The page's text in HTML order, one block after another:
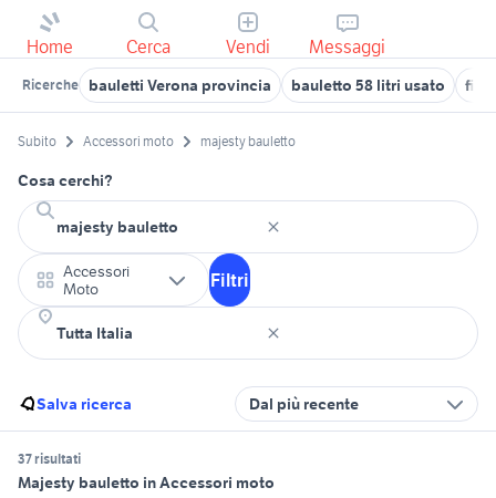
Home Cerca Vendi Messaggi
Ricerche bauletti Verona provincia bauletto 58 litri usato fiat
Subito Accessori moto majesty bauletto
Cosa cerchi?
Accessori
Moto
Filtri
Salva ricerca Dal più recente
37 risultati
Majesty bauletto in Accessori moto